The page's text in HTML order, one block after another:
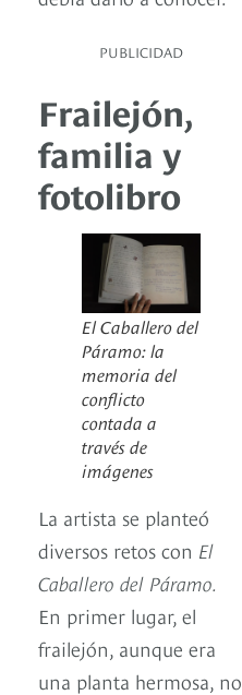
PUBLICIDAD
Frailejón,
familia y
fotolibro
El Caballero del
Páramo: la
memoria del
conflicto
contada a
través de
imágenes
La artista se planteó
diversos retos con El
Caballero del Páramo.
En primer lugar, el
frailejón, aunque era
una planta hermosa, no